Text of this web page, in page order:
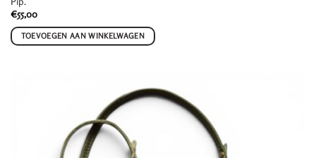
€55,00
TOEVOEGEN AAN WINKELWAGEN